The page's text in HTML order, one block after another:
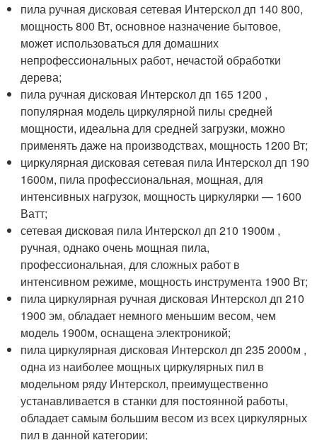
пила ручная дисковая сетевая Интерскол дп 140 800,
мощность 800 Вт, основное назначение бытовое,
может использоваться для домашних
непрофессиональных работ, нечастой обработки
дерева;
пила ручная дисковая Интерскол дп 165 1200 ,
популярная модель циркулярной пилы средней
мощности, идеальна для средней загрузки, можно
применять даже на производствах, мощность 1200 Вт;
циркулярная дисковая сетевая пила Интерскол дп 190
1600м, пила профессиональная, мощная, для
интенсивных нагрузок, мощность циркулярки — 1600
Ватт;
сетевая дисковая пила Интерскол дп 210 1900м ,
ручная, однако очень мощная пила,
профессиональная, для сложных работ в
интенсивном режиме, мощность инструмента 1900 Вт;
пила циркулярная ручная дисковая Интерскол дп 210
1900 эм, обладает немного меньшим весом, чем
модель 1900м, оснащена электроникой;
пила циркулярная дисковая Интерскол дп 235 2000м ,
одна из наиболее мощных циркулярных пил в
модельном ряду Интерскол, преимущественно
устанавливается в станки для постоянной работы,
обладает самым большим весом из всех циркулярных
пил в данной категории;